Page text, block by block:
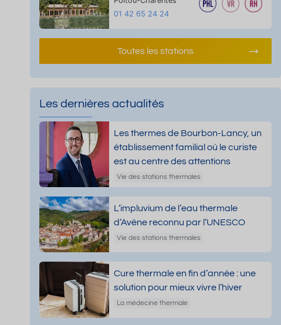
01 42 65 24 24
Toutes les stations
Les dernières actualités
Les thermes de Bourbon-Lancy, un
établissement familial où le curiste
est au centre des attentions
Vie des stations thermales
L’impluvium de l’eau thermale
d’Avène reconnu par l’UNESCO
Vie des stations thermales
Cure thermale en fin d’année : une
solution pour mieux vivre l’hiver
La médecine thermale